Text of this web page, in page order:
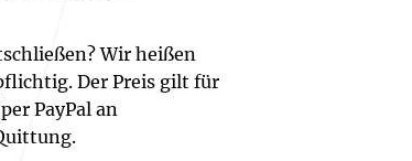
Wir heißen
Der Preis gilt für
PayPal an